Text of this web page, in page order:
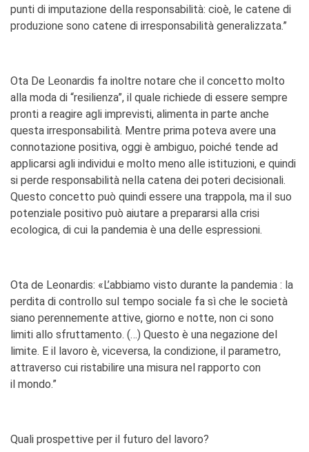
punti di imputazione della responsabilità: cioè, le catene di
produzione sono catene di irresponsabilità generalizzata.”
Ota De Leonardis fa inoltre notare che il concetto molto
alla moda di “resilienza”, il quale richiede di essere sempre
pronti a reagire agli imprevisti, alimenta in parte anche
questa irresponsabilità. Mentre prima poteva avere una
connotazione positiva, oggi è ambiguo, poiché tende ad
applicarsi agli individui e molto meno alle istituzioni, e quindi
si perde responsabilità nella catena dei poteri decisionali.
Questo concetto può quindi essere una trappola, ma il suo
potenziale positivo può aiutare a prepararsi alla crisi
ecologica, di cui la pandemia è una delle espressioni.
Ota de Leonardis: «L’abbiamo visto durante la pandemia : la
perdita di controllo sul tempo sociale fa sì che le società
siano perennemente attive, giorno e notte, non ci sono
limiti allo sfruttamento. (…) Questo è una negazione del
limite. E il lavoro è, viceversa, la condizione, il parametro,
attraverso cui ristabilire una misura nel rapporto con
il mondo.”
Quali prospettive per il futuro del lavoro?